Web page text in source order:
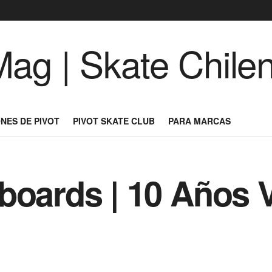
DE PIVOT PIVOT SKATE CLUB PARA MARCAS
| 10 Años